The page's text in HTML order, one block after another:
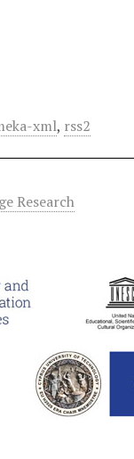
xml, rss2
Research